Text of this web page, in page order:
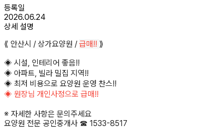
등록일
2026.06.24
상세 설명
⟪ 안산시 / 상가요양원 / 급매!! ⟫
◈ 시설, 인테리어 좋음!!
◈ 아파트, 빌라 밀집 지역!!
◈ 최저 비용으로 요양원 운영 찬스!!
◈ 원장님 개인사정으로 급매!!
※ 자세한 사항은 문의주세요
요양원 전문 공인중개사 ☎ 1533-8517